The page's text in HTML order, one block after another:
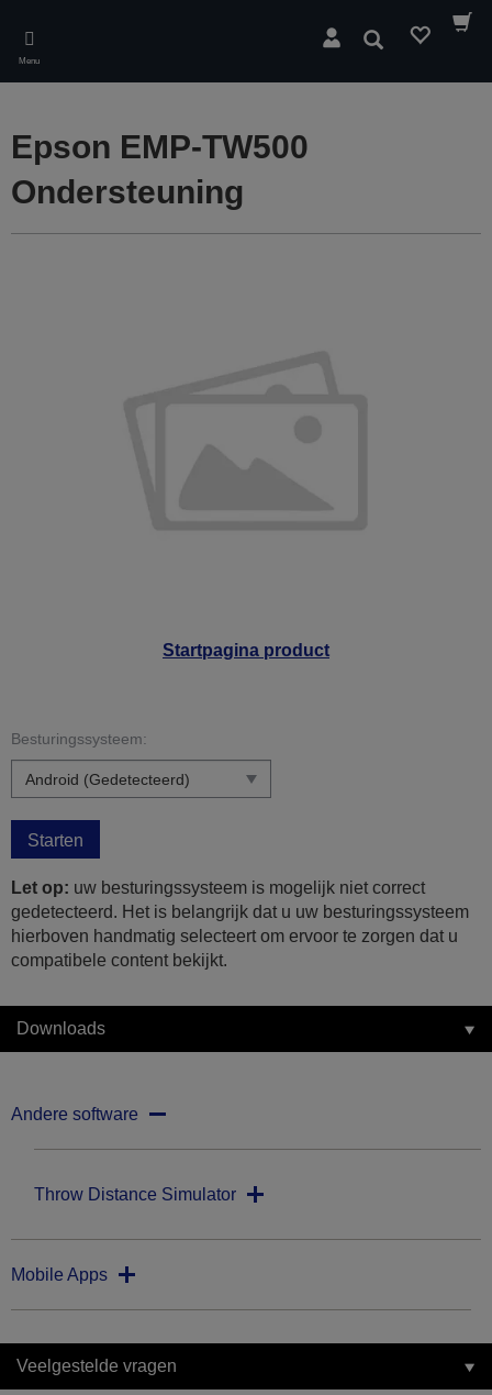
main
content
Menu
Zoeken
Startpagina product
Epson EMP-TW500
Ondersteuning
Besturingssysteem:
Starten
Let op: uw besturingssysteem is mogelijk niet correct
gedetecteerd. Het is belangrijk dat u uw besturingssysteem
hierboven handmatig selecteert om ervoor te zorgen dat u
compatibele content bekijkt.
Downloads
Andere software
Throw Distance Simulator
Mobile Apps
Veelgestelde vragen